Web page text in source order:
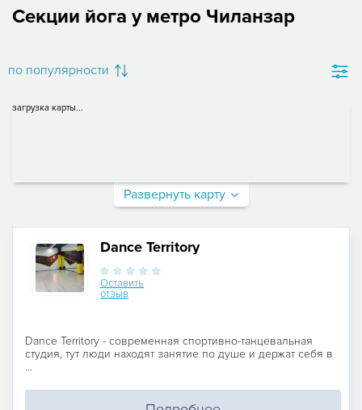
Секции йога у метро Чиланзар
по популярности
загрузка карты...
Развернуть карту
Dance Territory
Оставить
отзыв
Dance Territory - современная спортивно-танцевальная
студия, тут люди находят занятие по душе и держат себя в
...